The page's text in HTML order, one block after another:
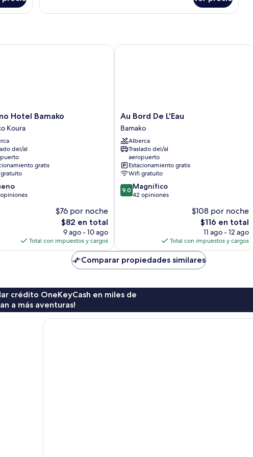
presidencial
Hotel Bamako
Koura
del/al
gratis
$76 por noche
El
precio
actual
es
$82
$82 en total
9 ago - 10 ago
Total con impuestos y cargos
Bamako
Au
Bord
De
L'Eau
Bamako
Au Bord De L'Eau
Bamako
Alberca
Traslado del/al
aeropuerto
Estacionamiento gratis
Wifi gratuito
9.0
de
9.0 Magnífico
42 opiniones
$108 por noche
El
precio
actual
es
de
$116
$116 en total
11 ago - 12 ago
Total con impuestos y cargos
Au Bord De L'Eau
Comparar propiedades similares
crédito OneKeyCash en miles de
a más aventuras!